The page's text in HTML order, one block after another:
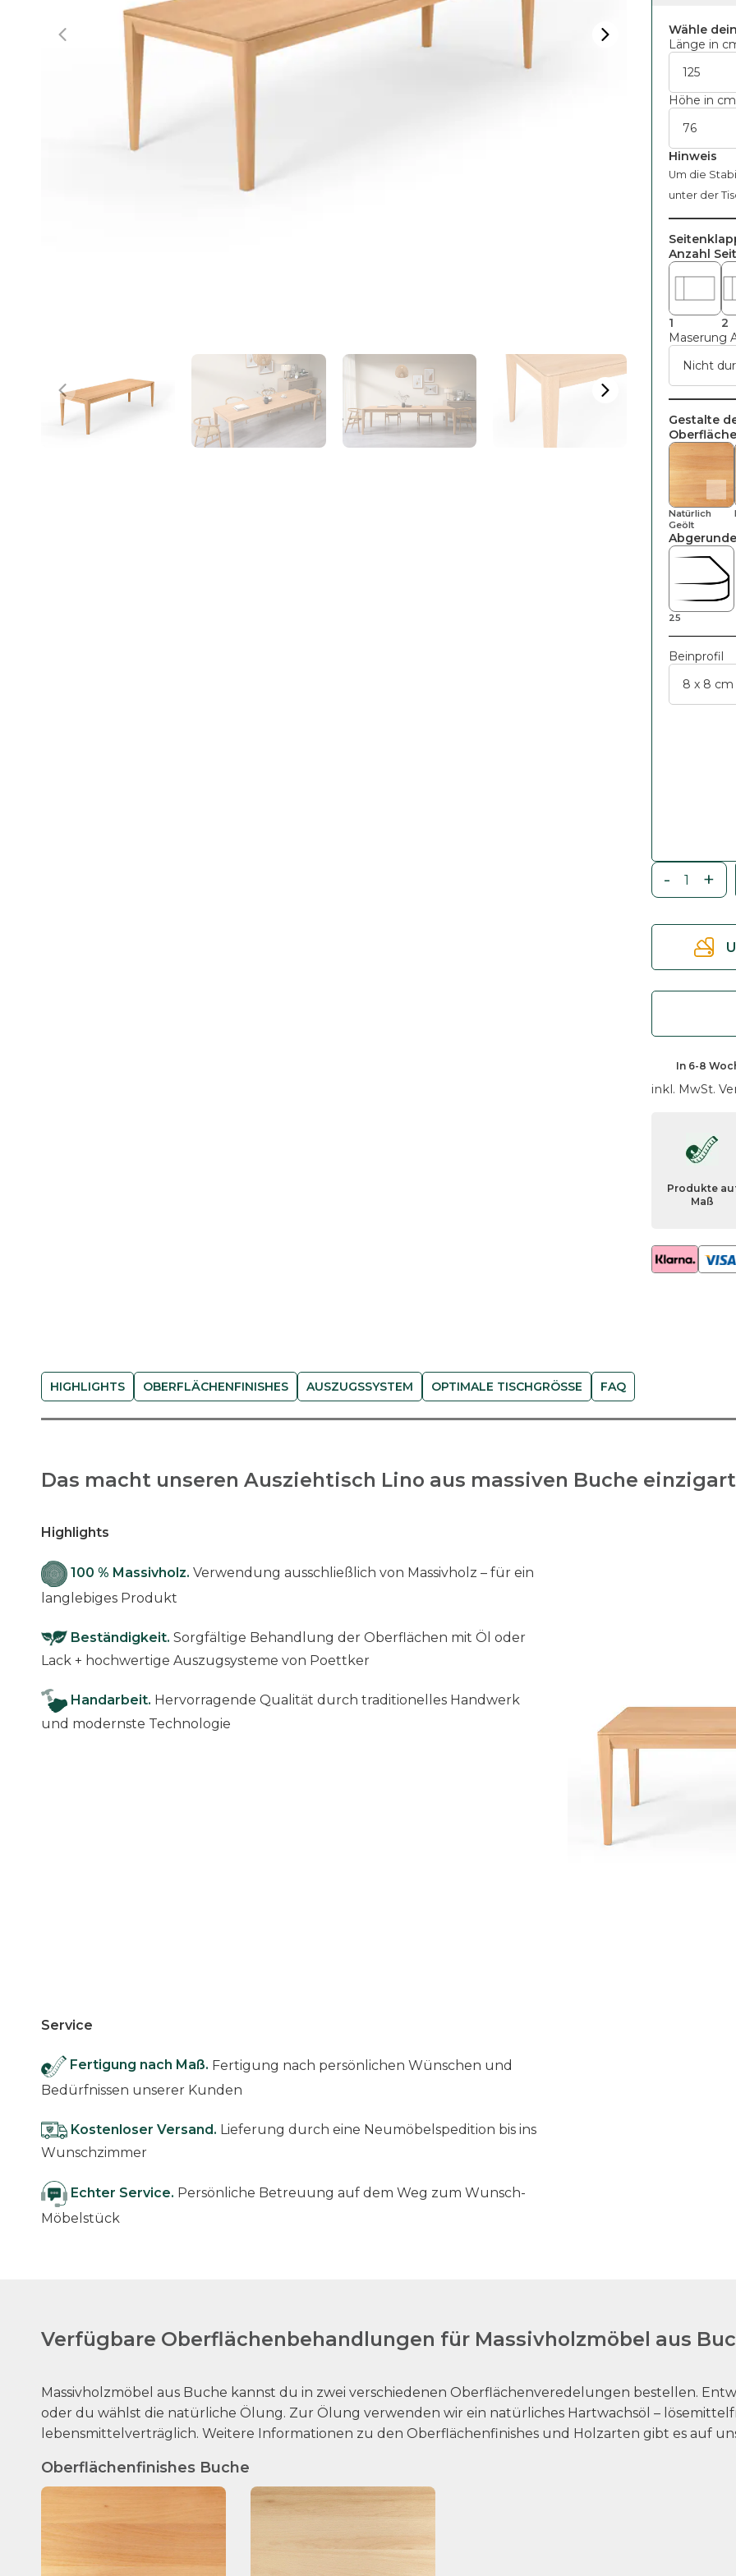
Wähle
Länge in
Höhe in cm
Hinweis
Um die
unter der
Anzahl
1
2
Maserung
Gestalte
Natürlich
Geölt
25
Beinprofil
-
s
i
e
t
c
o
u
e
+
In 6-8
inkl. MwSt.
Produkte
Maß
HIGHLIGHTS OBERFLÄCHENFINISHES AUSZUGSSYSTEM OPTIMALE TISCHGRÖSSE FAQ
Das macht unseren Ausziehtisch Lino aus massiven Buche
Highlights
100 % Massivholz. Verwendung ausschließlich von Massivholz – für ein
langlebiges Produkt
Beständigkeit. Sorgfältige Behandlung der Oberflächen mit Öl oder
Lack + hochwertige Auszugsysteme von Poettker
Handarbeit. Hervorragende Qualität durch traditionelles Handwerk
und modernste Technologie
Service
Fertigung nach Maß. Fertigung nach persönlichen Wünschen und
Bedürfnissen unserer Kunden
Kostenloser Versand. Lieferung durch eine Neumöbelspedition bis ins
Wunschzimmer
Echter Service. Persönliche Betreuung auf dem Weg zum Wunsch-
Möbelstück
Verfügbare Oberflächenbehandlungen für Massivholzmöbel aus
Massivholzmöbel aus Buche kannst du in zwei verschiedenen Oberflächenveredelungen bestellen.
oder du wählst die natürliche Ölung. Zur Ölung verwenden wir ein natürliches Hartwachsöl –
lebensmittelverträglich. Weitere Informationen zu den Oberflächenfinishes und Holzarten gibt es auf
Oberflächenfinishes Buche